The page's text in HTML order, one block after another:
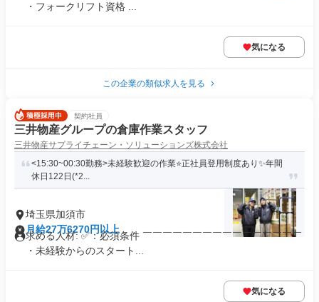
・フォークリフト資格 ...
気になる
この企業の類似求人を見る
契約社員
三井物産グループの倉庫作業スタッフ
三井物産サプライチェーン・ソリューションズ株式会社
<15:30~00:30勤務>未経験歓迎の作業⭐正社員登用制度あり✨年間
休日122日(*2...
埼玉県加須市
月給27万6270円以上
求める人材: ✅：必須条件 ￣￣￣￣￣￣￣￣￣￣￣￣￣￣￣￣
・未経験からのスタート...
気になる